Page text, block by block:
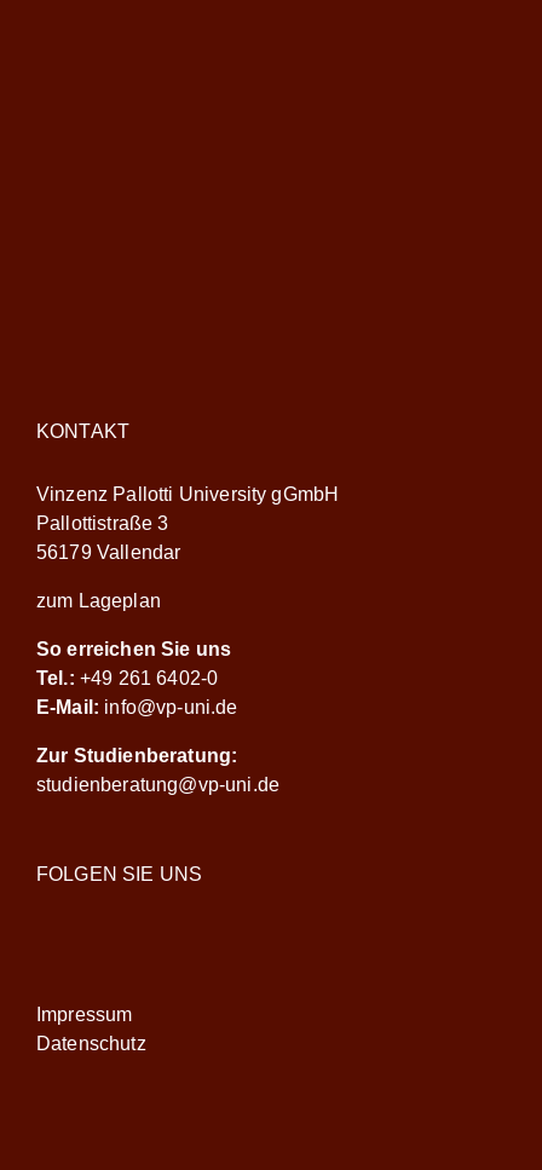
KONTAKT
Vinzenz Pallotti University gGmbH
Pallottistraße 3
56179 Vallendar
zum Lageplan
So erreichen Sie uns
Tel.: +49 261 6402-0
E-Mail: info@vp-uni.de
Zur Studienberatung:
studienberatung@vp-uni.de
FOLGEN SIE UNS
Impressum
Datenschutz